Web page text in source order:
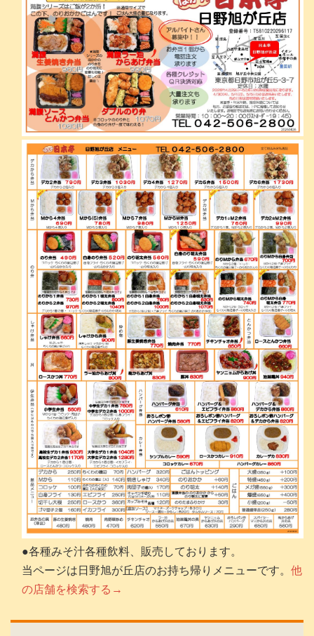
●各種みそ汁各種飲料、販売しております。
当ページは日野旭が丘店のお持ち帰りメニューです。 他
の店舗を検索する→